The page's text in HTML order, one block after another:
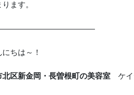
ます。
にちは～！
北区新金岡・長曽根町の美容室 ケイ